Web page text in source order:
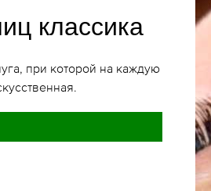
классика
при которой на каждую